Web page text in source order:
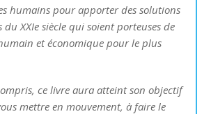
humains pour apporter des solutions
XXIe siècle qui soient porteuses de
et économique pour le plus
ce livre aura atteint son objectif
mettre en mouvement, à faire le